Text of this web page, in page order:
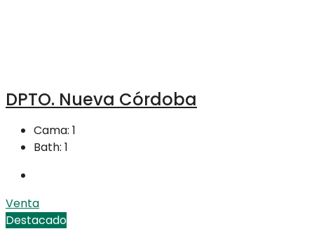
DPTO. Nueva Córdoba
Cama: 1
Bath: 1
Venta
Destacado